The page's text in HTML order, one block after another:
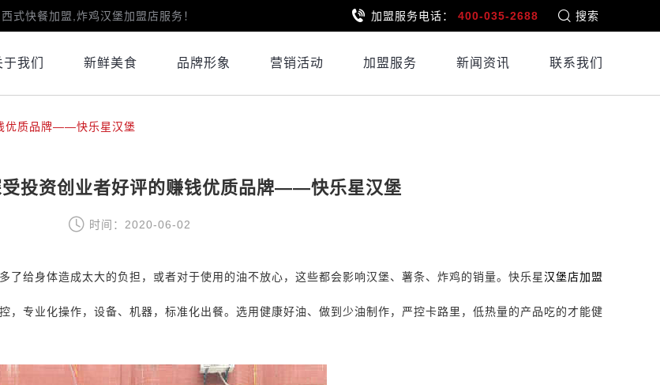
式快餐加盟,炸鸡汉堡加盟店服务！ 加盟服务电话： 400-035-2688 搜索
于我们 新鲜美食 品牌形象 营销活动 加盟服务 新闻资讯 联系我们
优质品牌——快乐星汉堡
受投资创业者好评的赚钱优质品牌——快乐星汉堡
时间：2020-06-02
给身体造成太大的负担，或者对于使用的油不放心，这些都会影响汉堡、薯条、炸鸡的销量。 快乐星汉堡 店加盟
，专业化操作，设备、机器，标准化出餐。选用健康好油、做到少油制作，严控卡路里，低热量的产品吃的才能健